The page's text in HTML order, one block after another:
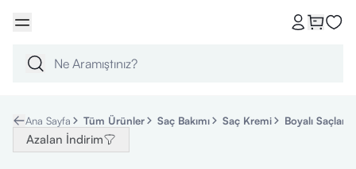
Ana Sayfa Tüm Ürünler Saç Bakımı Saç Kremi Boyalı Saçlar
Azalan İndirim